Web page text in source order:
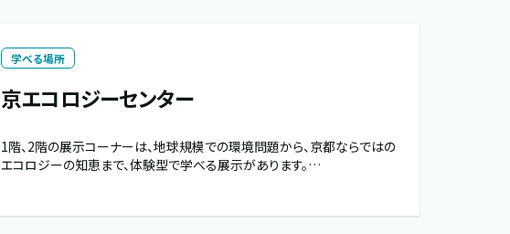
学べる場所
京エコロジーセンター
1階、2階の展示コーナーは、地球規模での環境問題から、京都ならではの
エコロジーの知恵まで、体験型で学べる展示があります。…